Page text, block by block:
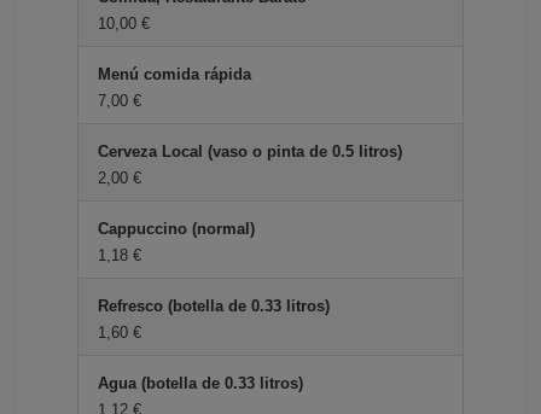
10,00 €
Menú comida rápida
7,00 €
Cerveza Local (vaso o pinta de 0.5 litros)
2,00 €
Cappuccino (normal)
1,18 €
Refresco (botella de 0.33 litros)
1,60 €
Agua (botella de 0.33 litros)
1,12 €